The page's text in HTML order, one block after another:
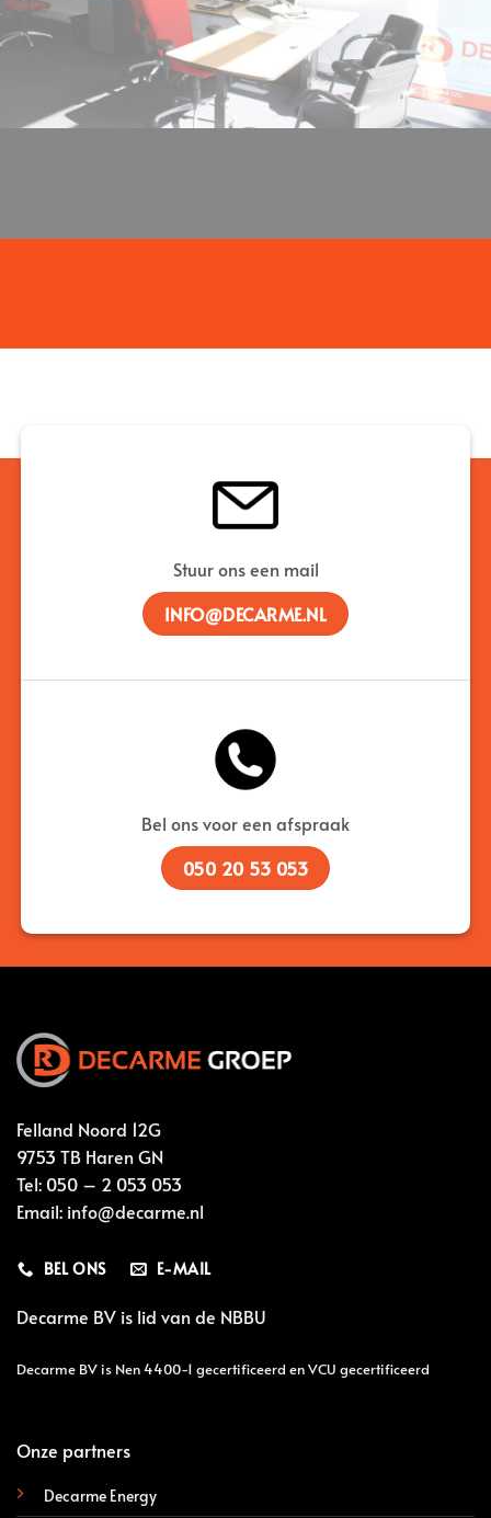
Stuur ons een mail
INFO@DECARME.NL
Bel ons voor een afspraak
050 20 53 053
Felland Noord 12G
9753 TB Haren GN
Tel: 050 – 2 053 053
Email: info@decarme.nl
BEL ONS E-MAIL
Decarme BV is lid van de NBBU
Decarme BV is Nen 4400-1 gecertificeerd en VCU gecertificeerd
Onze partners
Decarme Energy